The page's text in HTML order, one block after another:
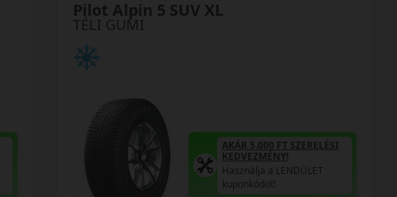
TÉLI GUMI
Pilot Alpin 5 SUV XL
AKÁR 5.000 FT SZERELÉSI
KEDVEZMÉNY!
Használja a LENDÜLET
kuponkódot!